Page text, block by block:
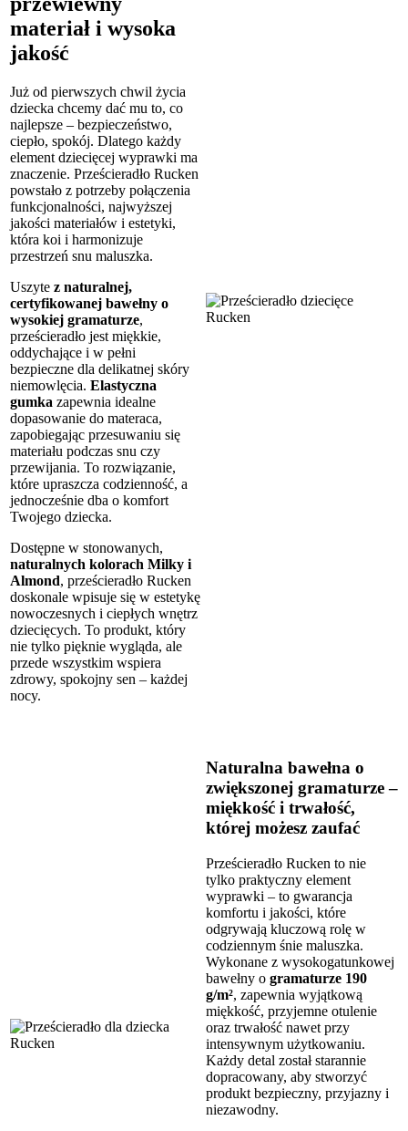
materiał i wysoka
jakość
Już od pierwszych chwil życia
dziecka chcemy dać mu to, co
najlepsze – bezpieczeństwo,
ciepło, spokój. Dlatego każdy
element dziecięcej wyprawki ma
znaczenie. Prześcieradło Rucken
powstało z potrzeby połączenia
funkcjonalności, najwyższej
jakości materiałów i estetyki,
która koi i harmonizuje
przestrzeń snu maluszka.
Uszyte z naturalnej,
certyfikowanej bawełny o
wysokiej gramaturze,
prześcieradło jest miękkie,
oddychające i w pełni
bezpieczne dla delikatnej skóry
niemowlęcia. Elastyczna
gumka zapewnia idealne
dopasowanie do materaca,
zapobiegając przesuwaniu się
materiału podczas snu czy
przewijania. To rozwiązanie,
które upraszcza codzienność, a
jednocześnie dba o komfort
Twojego dziecka.
Dostępne w stonowanych,
naturalnych kolorach Milky i
Almond, prześcieradło Rucken
doskonale wpisuje się w estetykę
nowoczesnych i ciepłych wnętrz
dziecięcych. To produkt, który
nie tylko pięknie wygląda, ale
przede wszystkim wspiera
zdrowy, spokojny sen – każdej
nocy.
Naturalna bawełna o
zwiększonej gramaturze –
miękkość i trwałość,
której możesz zaufać
Prześcieradło Rucken to nie
tylko praktyczny element
wyprawki – to gwarancja
komfortu i jakości, które
odgrywają kluczową rolę w
codziennym śnie maluszka.
Wykonane z wysokogatunkowej
bawełny o gramaturze 190
g/m², zapewnia wyjątkową
miękkość, przyjemne otulenie
oraz trwałość nawet przy
intensywnym użytkowaniu.
Każdy detal został starannie
dopracowany, aby stworzyć
produkt bezpieczny, przyjazny i
niezawodny.